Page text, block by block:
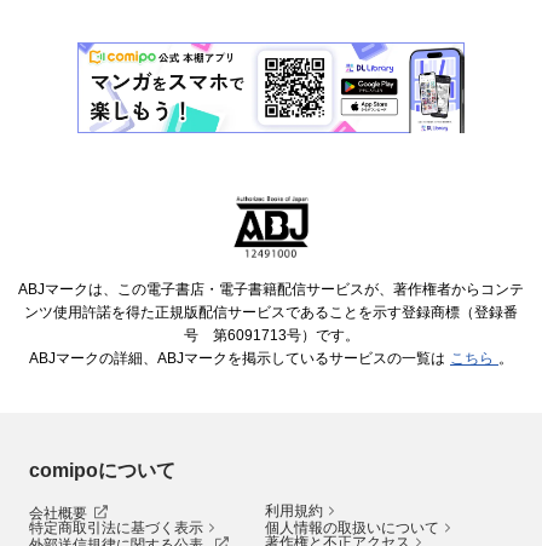
ABJマークは、この電子書店・電子書籍配信サービスが、著作権者からコンテ
ンツ使用許諾を得た正規版配信サービスであることを示す登録商標（登録番
号 第6091713号）です。
ABJマークの詳細、ABJマークを掲示しているサービスの一覧は こちら 。
comipoについて
会社概要
利用規約
特定商取引法に基づく表示
個人情報の取扱いについて
著作権と不正アクセス